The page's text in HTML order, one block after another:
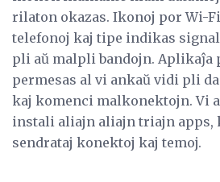
rilaton okazas. Ikonoj por Wi-
telefonoj kaj tipe indikas
pli aŭ malpli bandojn. Aplikaĵa
permesas al vi ankaŭ vidi pli
kaj komenci malkonektojn. Vi
instali aliajn aliajn triajn
sendrataj konektoj kaj temoj.